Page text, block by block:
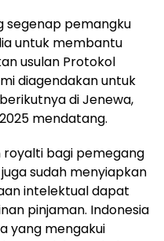
segenap pemangku
untuk membantu
usulan Protokol
diagendakan untuk
di Jenewa,
mendatang.
bagi pemegang
sudah menyiapkan
intelektual dapat
pinjaman. Indonesia
yang mengakui